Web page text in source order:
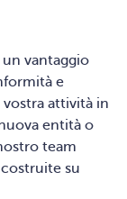
vantaggio
e
attività in
entità o
team
su